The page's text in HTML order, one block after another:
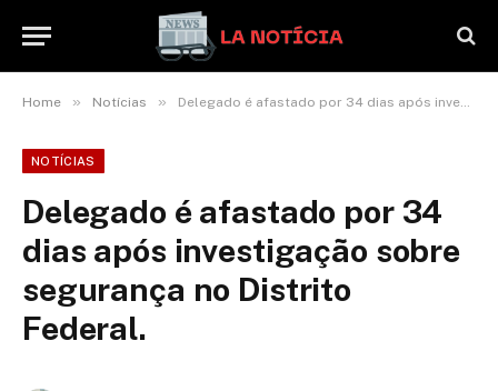
Home » Notícias » Delegado é afastado por 34 dias após investigação sobre segurança no Distrito Federal.
NOTÍCIAS
Delegado é afastado por 34
dias após investigação sobre
segurança no Distrito
Federal.